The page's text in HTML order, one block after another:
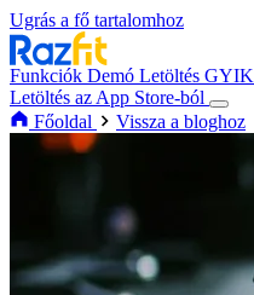
Ugrás a fő tartalomhoz
Funkciók Demó Letöltés GYIK
Letöltés az App Store-ból
Főoldal
Vissza a bloghoz